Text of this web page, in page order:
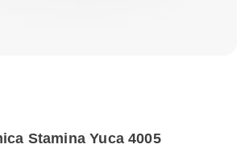
Stamina Yuca 4005